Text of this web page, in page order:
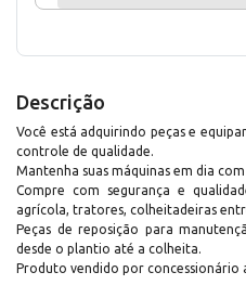
Descrição
Você está adquirindo peças e
controle de qualidade.
Mantenha suas máquinas em dia com
Compre com segurança e
agrícola, tratores, colheitadeiras
Peças de reposição para
desde o plantio até a colheita.
Produto vendido por concessionário